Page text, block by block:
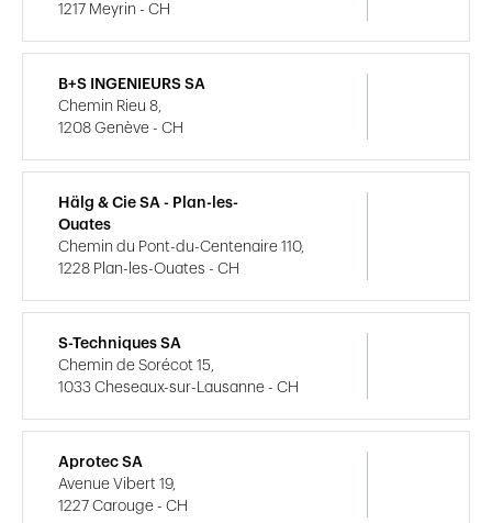
1217 Meyrin - CH
B+S INGENIEURS SA
Chemin Rieu 8,
1208 Genève - CH
Hälg & Cie SA - Plan-les-
Ouates
Chemin du Pont-du-Centenaire 110,
1228 Plan-les-Ouates - CH
S-Techniques SA
Chemin de Sorécot 15,
1033 Cheseaux-sur-Lausanne - CH
Aprotec SA
Avenue Vibert 19,
1227 Carouge - CH